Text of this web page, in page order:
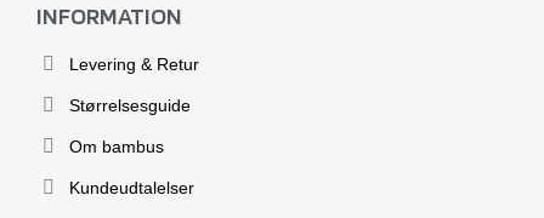
INFORMATION
Levering & Retur
Størrelsesguide
Om bambus
Kundeudtalelser